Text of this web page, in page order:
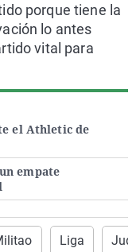
el Athletic de
empate
porque tiene la
lo antes
vital para
Liga